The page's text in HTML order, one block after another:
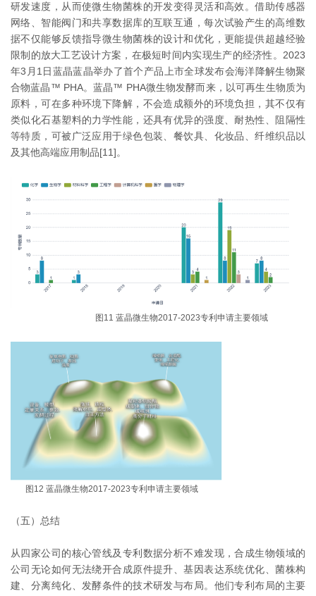
研发速度，从而使微生物菌株的开发变得灵活和高效。借助传感器
网络、智能阀门和共享数据库的互联互通，每次试验产生的高维数
据不仅能够反馈指导微生物菌株的设计和优化，更能提供超越经验
限制的放大工艺设计方案，在极短时间内实现生产的经济性。2023
年3月1日蓝晶蓝晶举办了首个产品上市全球发布会海洋降解生物聚
合物蓝晶™ PHA。蓝晶™ PHA微生物发酵而来，以可再生生物质为
原料，可在多种环境下降解，不会造成额外的环境负担，其不仅有
类似化石基塑料的力学性能，还具有优异的强度、耐热性、阻隔性
等特质，可被广泛应用于绿色包装、餐饮具、化妆品、纤维织品以
及其他高端应用制品[11]。
图11 蓝晶微生物2017-2023专利申请主要领域
图12 蓝晶微生物2017-2023专利申请主要领域
（五）总结
从四家公司的核心管线及专利数据分析不难发现，合成生物领域的
公司无论如何无法绕开合成原件提升、基因表达系统优化、菌株构
建、分离纯化、发酵条件的技术研发与布局。他们专利布局的主要